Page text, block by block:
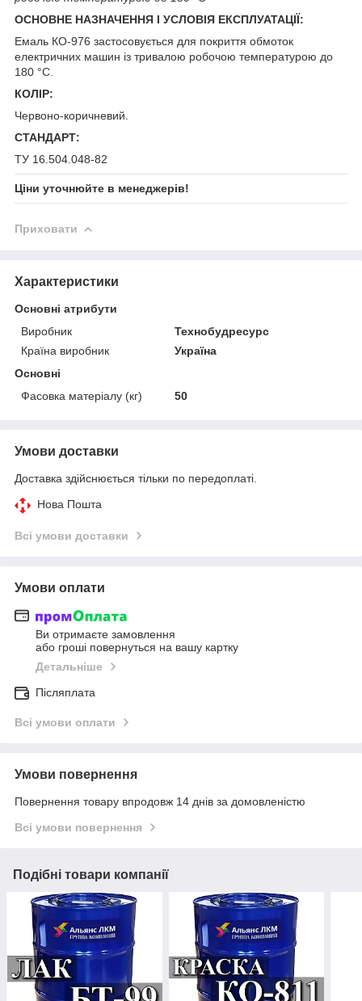
ОСНОВНЕ НАЗНАЧЕННЯ І УСЛОВІЯ ЕКСПЛУАТАЦІЇ:
Емаль КО-976 застосовується для покриття обмоток
електричних машин із тривалою робочою температурою до
180 °C.
КОЛІР:
Червоно-коричневий.
СТАНДАРТ:
ТУ 16.504.048-82
Ціни уточнюйте в менеджерів!
Приховати
Характеристики
Основні атрибути
Виробник
Технобудресурс
Країна виробник
Україна
Основні
Фасовка матеріалу (кг)
50
Умови доставки
Доставка здійснюється тільки по передоплаті.
Нова Пошта
Всі умови доставки
Умови оплати
Ви отримаєте замовлення
або гроші повернуться на вашу картку
Детальніше
Післяплата
Всі умови оплати
Умови повернення
Повернення товару впродовж 14 днів за домовленістю
Всі умови повернення
Подібні товари компанії